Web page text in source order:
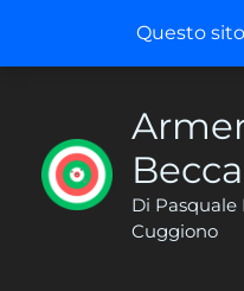
Questo
contenuto
Di Pasquale
Cuggiono